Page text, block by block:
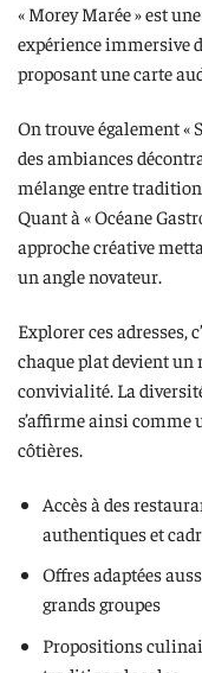
« Morey Marée » est
expérience immersive
proposant une carte
On trouve également «
des ambiances
mélange entre
Quant à « Océane
approche créative
un angle novateur.
Explorer ces adresses,
chaque plat devient un
convivialité. La
s’affirme ainsi comme
côtières.
Accès à des
authentiques et
Offres adaptées
grands groupes
Propositions